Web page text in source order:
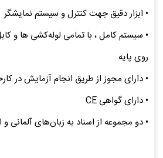
• ابزار دقیق جهت کنترل و سیستم نمایشگر
• سیستم کامل ، با تمامی لوله‌کشی ‌ها و
روی پایه
• دارای مجوز از طریق انجام آزمایش در
• دارای گواهی CE
• دو مجموعه‌ از اسناد به زبان‌های آلمانی و